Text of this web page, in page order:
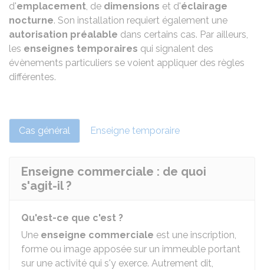
d'emplacement, de dimensions et d'éclairage
nocturne. Son installation requiert également une
autorisation préalable dans certains cas. Par ailleurs,
les enseignes temporaires qui signalent des
évènements particuliers se voient appliquer des règles
différentes.
Cas général Enseigne temporaire
Enseigne commerciale : de quoi
s'agit-il ?
Qu'est-ce que c'est ?
Une enseigne commerciale est une inscription,
forme ou image apposée sur un immeuble portant
sur une activité qui s'y exerce. Autrement dit,